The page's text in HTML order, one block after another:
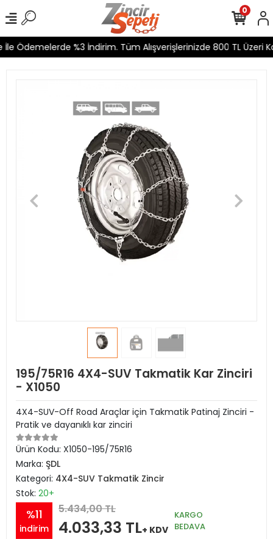
Ödemelerde %3 İndirim. Tüm Alışverişlerinizde 800 TL Üzeri
0
195/75R16 4X4-SUV Takmatik Kar Zinciri
- X1050
4X4-SUV-Off Road Araçlar için Takmatik Patinaj Zinciri -
Pratik ve dayanıklı kar zinciri
Ürün Kodu: X1050-195/75R16
Marka: ŞDL
Kategori: 4X4-SUV Takmatik Zincir
Stok: 20+
%11
indirim
5.434,00 TL
4.033,33 TL+ KDV
KARGO
BEDAVA